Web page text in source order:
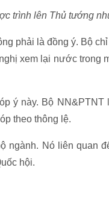
trình lên Thủ tướng
phải là đồng ý. Bộ
xem lại nước trong
ý này. Bộ NN&PTNT
theo thông lệ.
ngành. Nó liên quan
hội.